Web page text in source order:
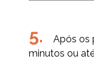
Após os
minutos ou